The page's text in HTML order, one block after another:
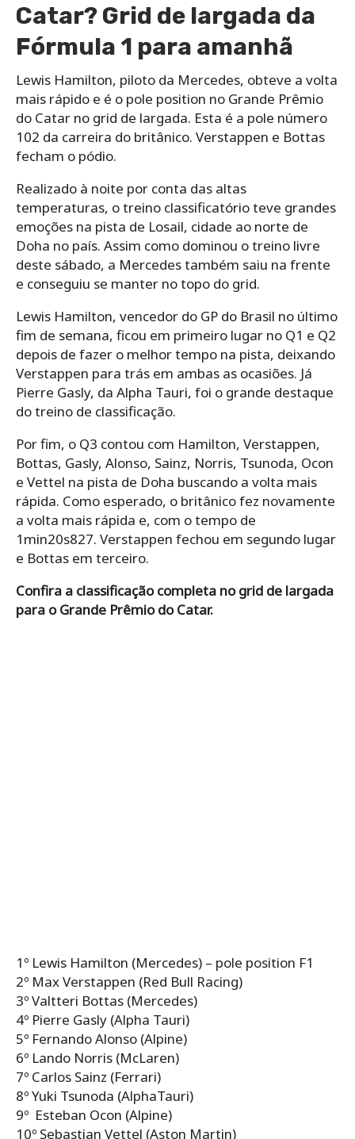
Catar? Grid de largada da
Fórmula 1 para amanhã
Lewis Hamilton, piloto da Mercedes, obteve a volta
mais rápido e é o pole position no Grande Prêmio
do Catar no grid de largada. Esta é a pole número
102 da carreira do britânico. Verstappen e Bottas
fecham o pódio.
Realizado à noite por conta das altas
temperaturas, o treino classificatório teve grandes
emoções na pista de Losail, cidade ao norte de
Doha no país. Assim como dominou o treino livre
deste sábado, a Mercedes também saiu na frente
e conseguiu se manter no topo do grid.
Lewis Hamilton, vencedor do GP do Brasil no último
fim de semana, ficou em primeiro lugar no Q1 e Q2
depois de fazer o melhor tempo na pista, deixando
Verstappen para trás em ambas as ocasiões. Já
Pierre Gasly, da Alpha Tauri, foi o grande destaque
do treino de classificação.
Por fim, o Q3 contou com Hamilton, Verstappen,
Bottas, Gasly, Alonso, Sainz, Norris, Tsunoda, Ocon
e Vettel na pista de Doha buscando a volta mais
rápida. Como esperado, o britânico fez novamente
a volta mais rápida e, com o tempo de
1min20s827. Verstappen fechou em segundo lugar
e Bottas em terceiro.
Confira a classificação completa no grid de largada
para o Grande Prêmio do Catar.
1º Lewis Hamilton (Mercedes) – pole position F1
2º Max Verstappen (Red Bull Racing)
3º Valtteri Bottas (Mercedes)
4º Pierre Gasly (Alpha Tauri)
5º Fernando Alonso (Alpine)
6º Lando Norris (McLaren)
7º Carlos Sainz (Ferrari)
8º Yuki Tsunoda (AlphaTauri)
9º Esteban Ocon (Alpine)
10º Sebastian Vettel (Aston Martin)